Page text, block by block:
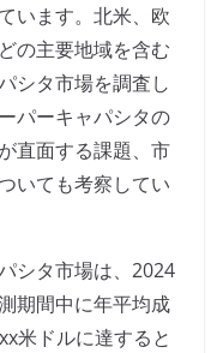
います。北米、欧
の主要地域を含む
シタ市場を調査し
パーキャパシタの
直面する課題、市
いても考察してい
シタ市場は、2024
期間中に年平均成
米ドルに達すると